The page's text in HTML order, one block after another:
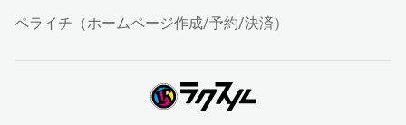
ペライチ（ホームページ作成/予約/決済）